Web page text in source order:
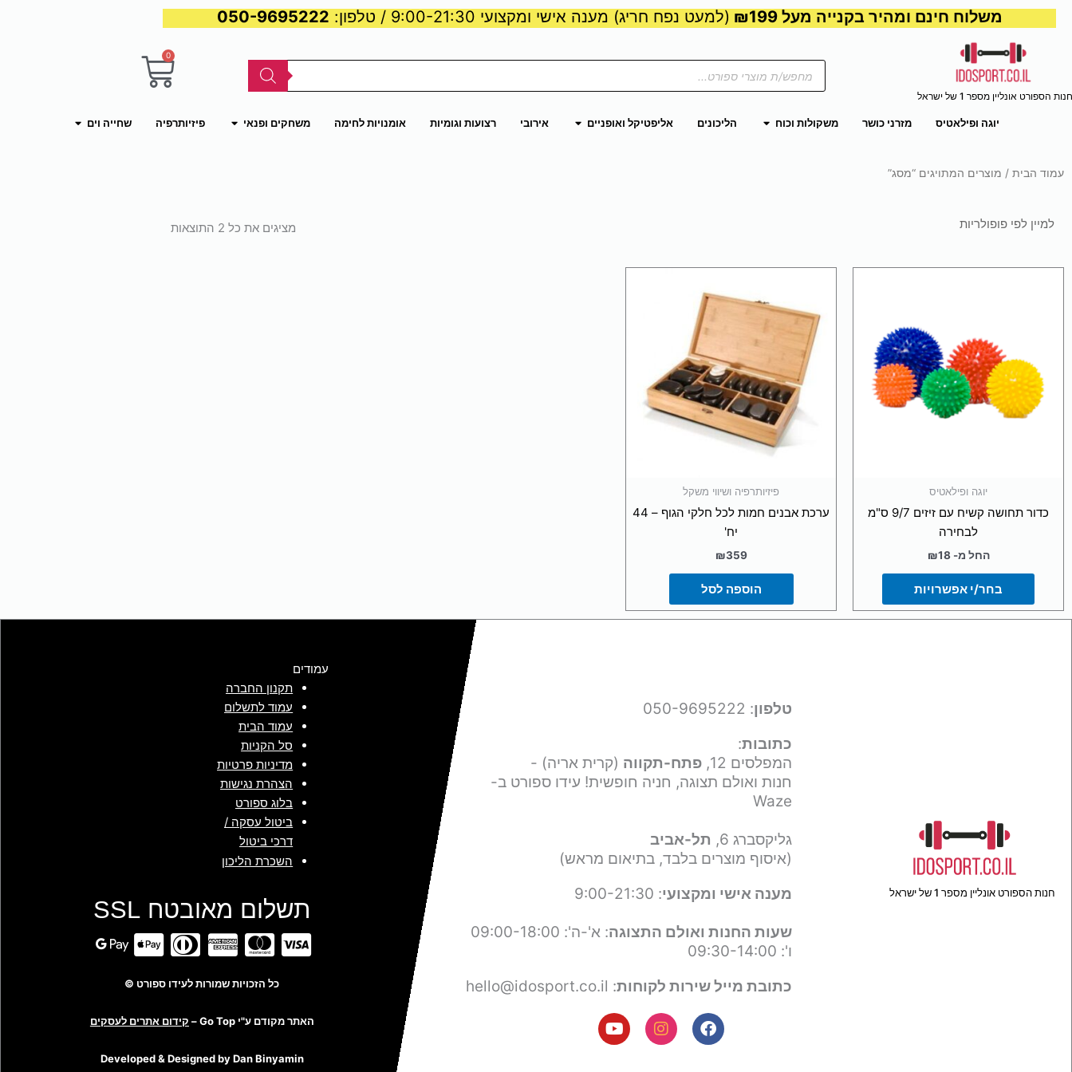
משלוח חינם ומהיר בקנייה מעל ₪199 (למעט נפח חריג) מענה אישי ומקצועי 9:00-21:30 / טלפון: 050-9695222
חנות הספורט אונליין מספר 1 של ישראל
Products
search
0
עגלת
יוגה ופילאטיס מזרני כושר משקולות וכוח פתח משקולות וכוח
הליכונים אליפטיקל ואופניים פתח אליפטיקל ואופניים
אירובי רצועות וגומיות אומנויות לחימה משחקים ופנאי פתח משחקים ופנאי
פיזיותרפיה שחייה וים פתח שחייה וים
עמוד הבית / מוצרים המתויגים “מסג”
מציגים את כל ⁦2⁩ התוצאות לפי
יוגה ופילאטיס
כדור תחושה קשיח עם זיזים 9/7 ס"מ
לבחירה
החל מ- ₪18
בחר/י אפשרויות
מספר
סוגים.
ניתן
לבחור
את
פיזיותרפיה ושיווי משקל
ערכת אבנים חמות לכל חלקי הגוף – 44
יח'
₪359
הוספה לסל
חנות הספורט אונליין מספר 1 של ישראל
טלפון: 050-9695222
כתובות:
המפלסים 12,
פתח-תקווה (קרית אריה) -
חנות ואולם תצוגה, חניה חופשית! עידו ספורט ב-
Waze
גליקסברג 6,
תל-אביב
(איסוף מוצרים בלבד, בתיאום מראש)
מענה אישי ומקצועי: 9:00-21:30
שעות החנות ואולם התצוגה: א'-ה': 09:00-18:00
ו': 09:30-14:00
כתובת מייל שירות לקוחות: hello@idosport.co.il
F
a
I
n
Y
o
עמודים
תקנון החברה
עמוד לתשלום
עמוד הבית
סל הקניות
מדיניות פרטיות
הצהרת נגישות
בלוג ספורט
ביטול עסקה /
דרכי ביטול
השכרת הליכון
תשלום מאובטח SSL
כל הזכויות שמורות לעידו ספורט ©
האתר מקודם ע"י Go Top – קידום אתרים לעסקים
Developed & Designed by Dan Binyamin